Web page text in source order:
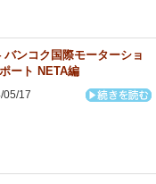
バンコク国際モーターショ
ート NETA編
05/17